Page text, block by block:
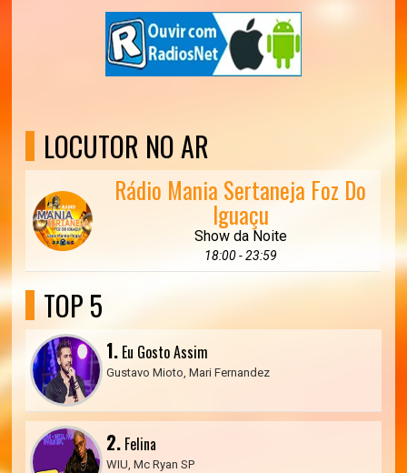
LOCUTOR NO AR
Rádio Mania Sertaneja Foz Do
Iguaçu
Show da Noite
18:00 - 23:59
TOP 5
1. Eu Gosto Assim
Gustavo Mioto, Mari Fernandez
2. Felina
WIU, Mc Ryan SP